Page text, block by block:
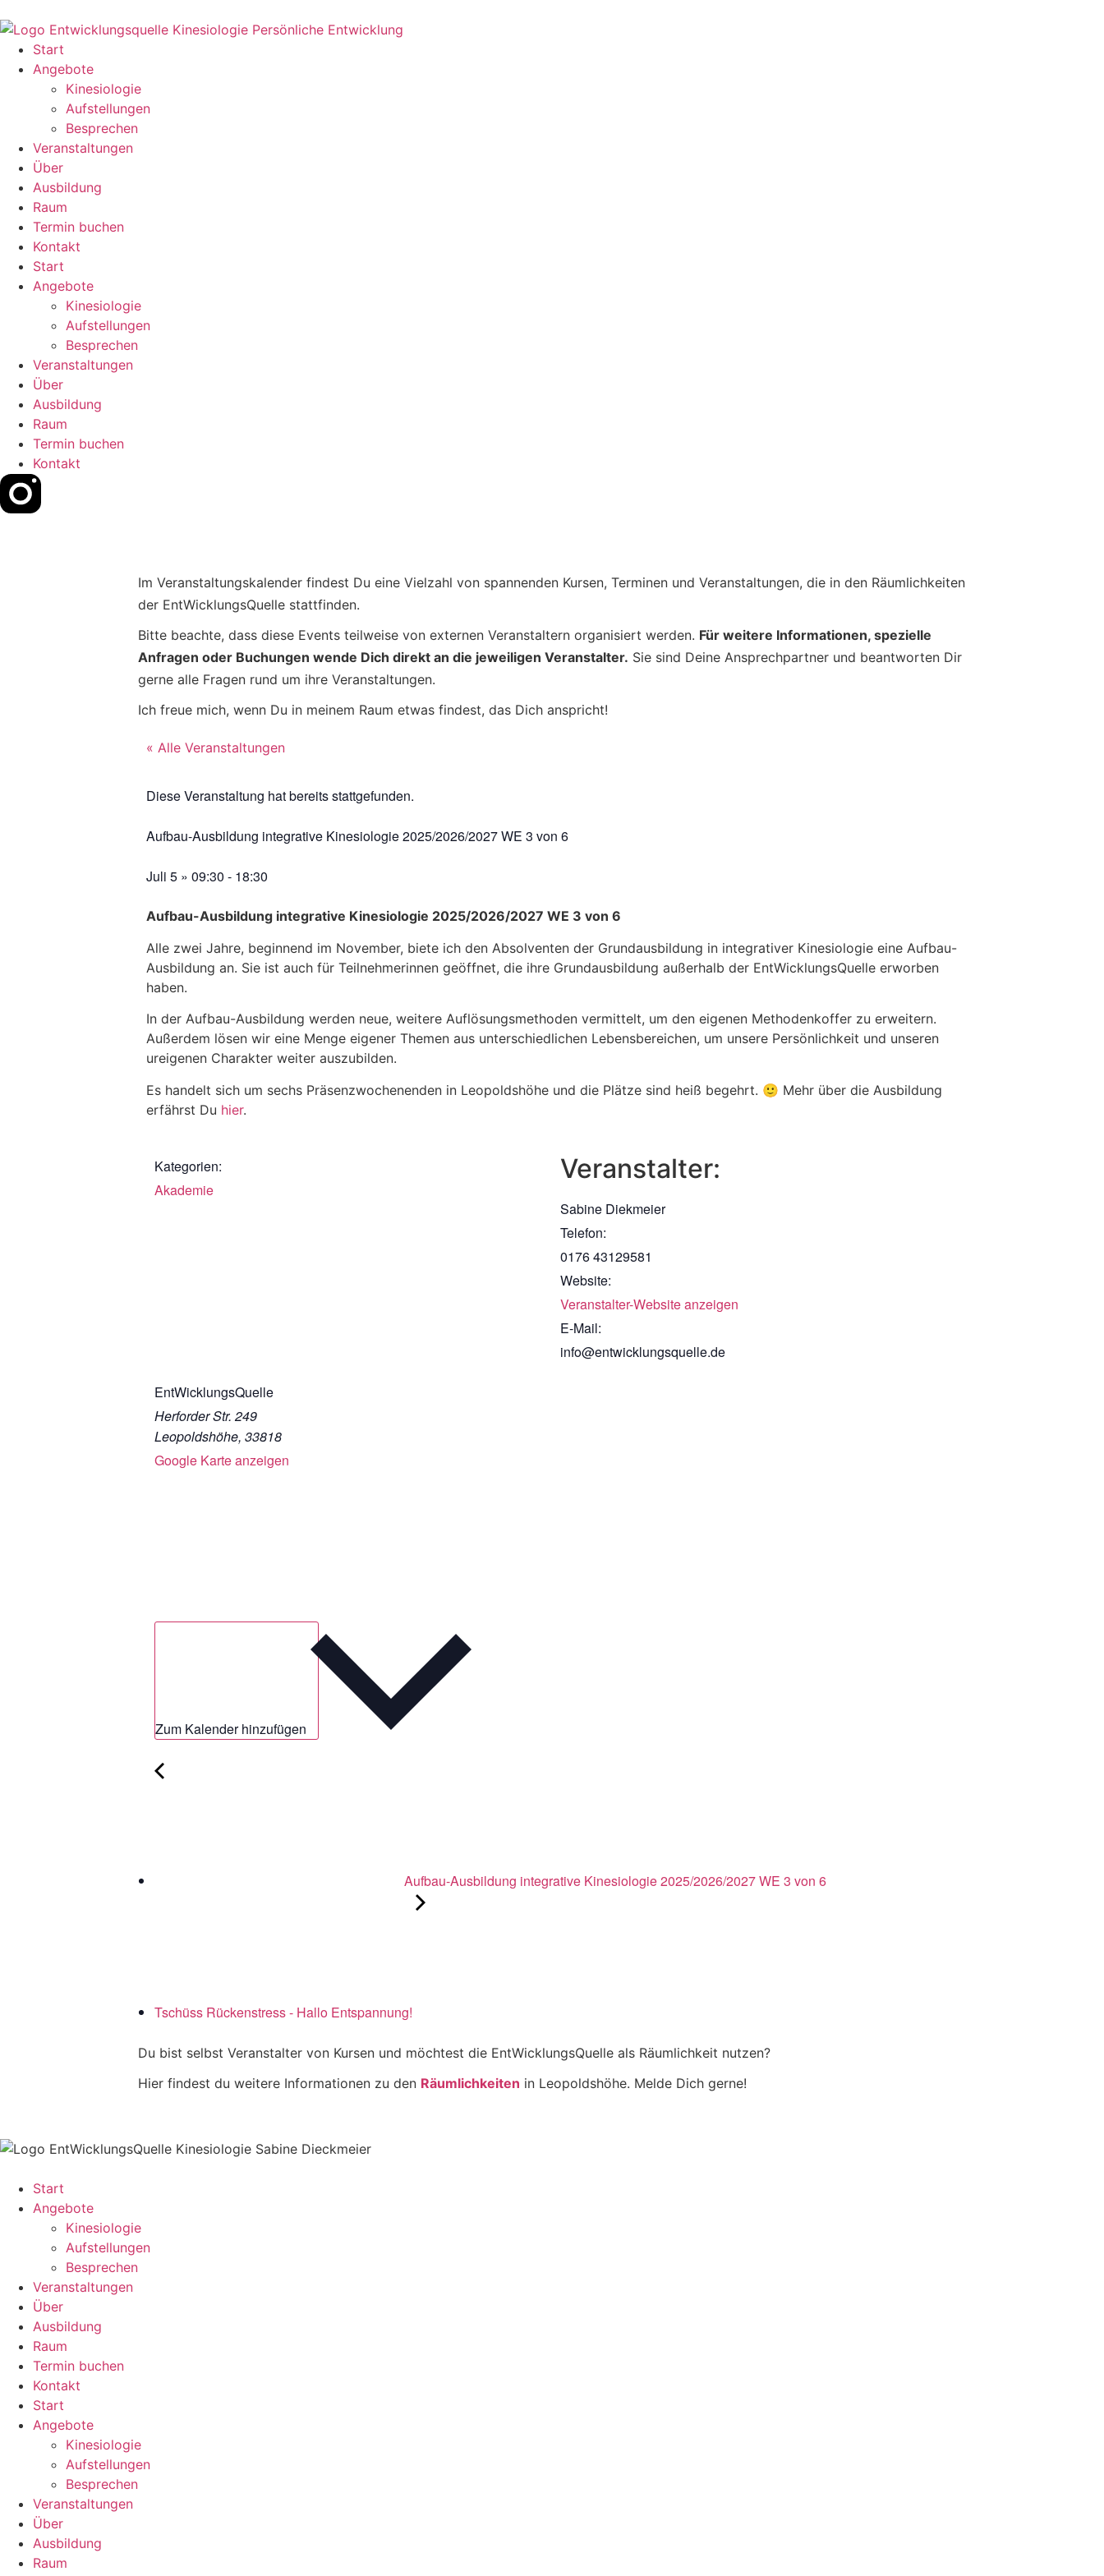
Start
Angebote
Kinesiologie
Aufstellungen
Besprechen
Veranstaltungen
Über
Ausbildung
Raum
Termin buchen
Kontakt
Start
Angebote
Kinesiologie
Aufstellungen
Besprechen
Veranstaltungen
Über
Ausbildung
Raum
Termin buchen
Kontakt
Im Veranstaltungskalender findest Du eine Vielzahl von spannenden Kursen, Terminen und Veranstaltungen, die in den Räumlichkeiten
der EntWicklungsQuelle stattfinden.
Bitte beachte, dass diese Events teilweise von externen Veranstaltern organisiert werden. Für weitere Informationen, spezielle
Anfragen oder Buchungen wende Dich direkt an die jeweiligen Veranstalter. Sie sind Deine Ansprechpartner und beantworten Dir
gerne alle Fragen rund um ihre Veranstaltungen.
Ich freue mich, wenn Du in meinem Raum etwas findest, das Dich anspricht!
« Alle Veranstaltungen
Diese Veranstaltung hat bereits stattgefunden.
Aufbau-Ausbildung integrative Kinesiologie 2025/2026/2027 WE 3 von 6
Juli 5 » 09:30 - 18:30
Aufbau-Ausbildung integrative Kinesiologie 2025/2026/2027 WE 3 von 6
Alle zwei Jahre, beginnend im November, biete ich den Absolventen der Grundausbildung in integrativer Kinesiologie eine Aufbau-
Ausbildung an. Sie ist auch für Teilnehmerinnen geöffnet, die ihre Grundausbildung außerhalb der EntWicklungsQuelle erworben
haben.
In der Aufbau-Ausbildung werden neue, weitere Auflösungsmethoden vermittelt, um den eigenen Methodenkoffer zu erweitern.
Außerdem lösen wir eine Menge eigener Themen aus unterschiedlichen Lebensbereichen, um unsere Persönlichkeit und unseren
ureigenen Charakter weiter auszubilden.
Es handelt sich um sechs Präsenzwochenenden in Leopoldshöhe und die Plätze sind heiß begehrt. 🙂 Mehr über die Ausbildung
erfährst Du hier.
Kategorien:
Akademie
Veranstalter:
Sabine Diekmeier
Telefon:
0176 43129581
Website:
Veranstalter-Website anzeigen
E-Mail:
info@entwicklungsquelle.de
EntWicklungsQuelle
Herforder Str. 249
Leopoldshöhe, 33818
Google Karte anzeigen
Zum Kalender hinzufügen
Aufbau-Ausbildung integrative Kinesiologie 2025/2026/2027 WE 3 von 6
Tschüss Rückenstress - Hallo Entspannung!
Du bist selbst Veranstalter von Kursen und möchtest die EntWicklungsQuelle als Räumlichkeit nutzen?
Hier findest du weitere Informationen zu den Räumlichkeiten in Leopoldshöhe. Melde Dich gerne!
Start
Angebote
Kinesiologie
Aufstellungen
Besprechen
Veranstaltungen
Über
Ausbildung
Raum
Termin buchen
Kontakt
Start
Angebote
Kinesiologie
Aufstellungen
Besprechen
Veranstaltungen
Über
Ausbildung
Raum